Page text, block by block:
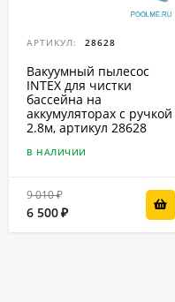
АРТИКУЛ: 28628
Вакуумный пылесос
INTEX для чистки
бассейна на
аккумуляторах с ручкой
2.8м, артикул 28628
В НАЛИЧИИ
9 010 ₽
6 500₽